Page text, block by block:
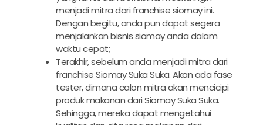
menjadi mitra dari franchise siomay ini.
Dengan begitu, anda pun dapat segera
menjalankan bisnis siomay anda dalam
waktu cepat;
Terakhir, sebelum anda menjadi mitra dari
franchise Siomay Suka Suka. Akan ada fase
tester, dimana calon mitra akan mencicipi
produk makanan dari Siomay Suka Suka.
Sehingga, mereka dapat mengetahui